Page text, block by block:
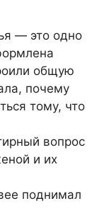
— это одно
общую
почему
тому, что
вопрос
и их
поднимал